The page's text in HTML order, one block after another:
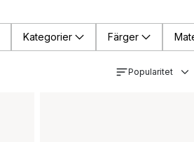
Kategorier Färger
Popularitet